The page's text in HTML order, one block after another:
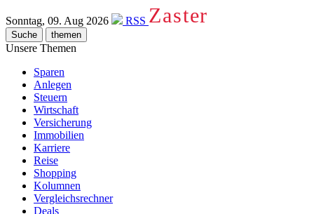
Sonntag, 09. Aug 2026 RSS Zaster
Suche themen
Unsere Themen
Sparen
Anlegen
Steuern
Wirtschaft
Versicherung
Immobilien
Karriere
Reise
Shopping
Kolumnen
Vergleichsrechner
Deals